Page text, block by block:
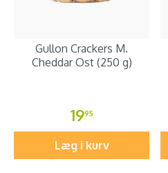
Gullon Crackers M.
Cheddar Ost (250 g)
1995
Læg i kurv